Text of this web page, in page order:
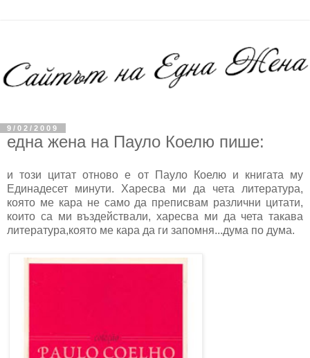
9/02/2009
една жена на Пауло Коелю пише:
и този цитат отново е от Пауло Коелю и книгата му
Единадесет минути. Харесва ми да чета литература,
която ме кара не само да преписвам различни цитати,
които са ми въздействали, харесва ми да чета такава
литература,която ме кара да ги запомня...дума по дума.